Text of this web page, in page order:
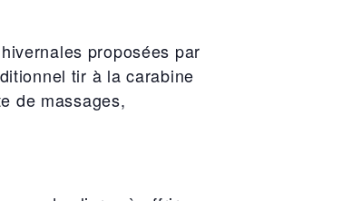
proposées par
tir à la carabine
de massages,